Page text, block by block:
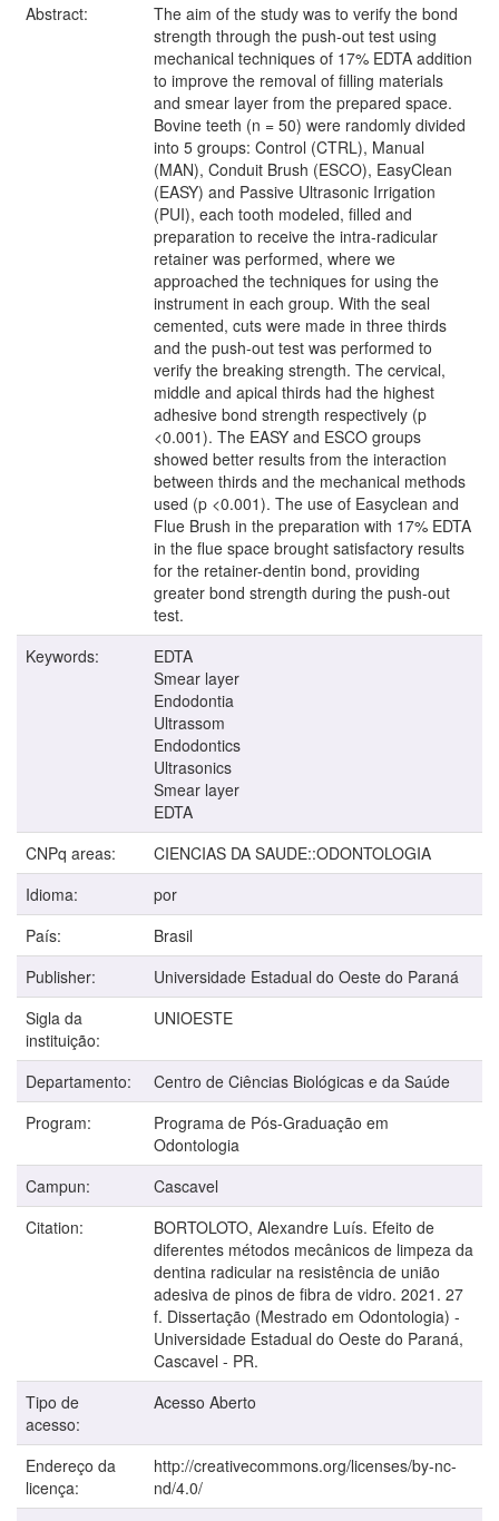
Abstract:
The aim of the study was to verify the bond
strength through the push-out test using
mechanical techniques of 17% EDTA addition
to improve the removal of filling materials
and smear layer from the prepared space.
Bovine teeth (n = 50) were randomly divided
into 5 groups: Control (CTRL), Manual
(MAN), Conduit Brush (ESCO), EasyClean
(EASY) and Passive Ultrasonic Irrigation
(PUI), each tooth modeled, filled and
preparation to receive the intra-radicular
retainer was performed, where we
approached the techniques for using the
instrument in each group. With the seal
cemented, cuts were made in three thirds
and the push-out test was performed to
verify the breaking strength. The cervical,
middle and apical thirds had the highest
adhesive bond strength respectively (p
<0.001). The EASY and ESCO groups
showed better results from the interaction
between thirds and the mechanical methods
used (p <0.001). The use of Easyclean and
Flue Brush in the preparation with 17% EDTA
in the flue space brought satisfactory results
for the retainer-dentin bond, providing
greater bond strength during the push-out
test.
Keywords:
EDTA
Smear layer
Endodontia
Ultrassom
Endodontics
Ultrasonics
Smear layer
EDTA
CNPq areas:
CIENCIAS DA SAUDE::ODONTOLOGIA
Idioma:
por
País:
Brasil
Publisher:
Universidade Estadual do Oeste do Paraná
Sigla da
instituição:
UNIOESTE
Departamento:
Centro de Ciências Biológicas e da Saúde
Program:
Programa de Pós-Graduação em
Odontologia
Campun:
Cascavel
Citation:
BORTOLOTO, Alexandre Luís. Efeito de
diferentes métodos mecânicos de limpeza da
dentina radicular na resistência de união
adesiva de pinos de fibra de vidro. 2021. 27
f. Dissertação (Mestrado em Odontologia) -
Universidade Estadual do Oeste do Paraná,
Cascavel - PR.
Tipo de
acesso:
Acesso Aberto
Endereço da
licença:
http://creativecommons.org/licenses/by-nc-
nd/4.0/